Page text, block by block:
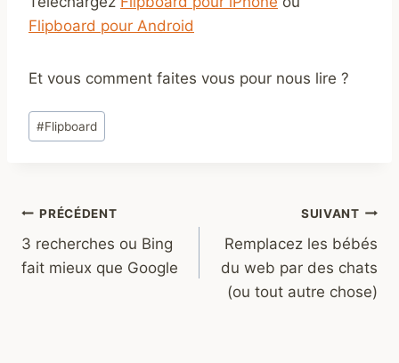
Flipboard pour Android
Et vous comment faites vous pour nous lire ?
Étiquettes
de
#Flipboard
Navigation
de
PRÉCÉDENT
3 recherches ou Bing
fait mieux que Google
SUIVANT
Remplacez les bébés
du web par des chats
(ou tout autre chose)